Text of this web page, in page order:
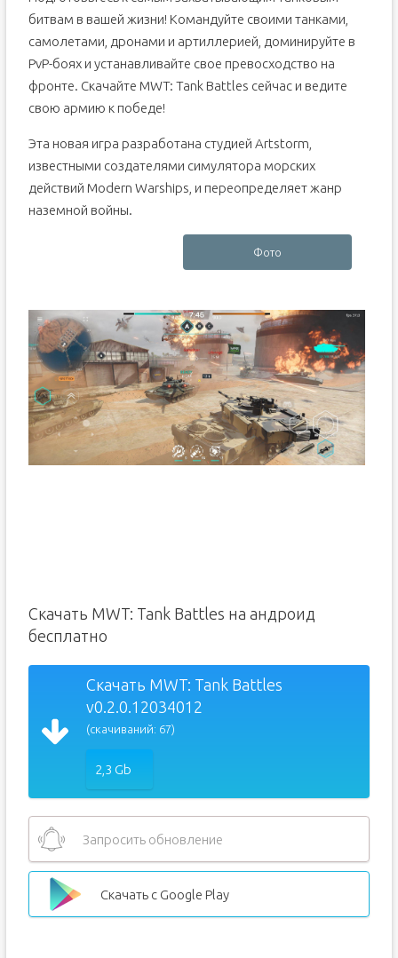
битвам в вашей жизни! Командуйте своими танками,
самолетами, дронами и артиллерией, доминируйте в
PvP-боях и устанавливайте свое превосходство на
фронте. Скачайте MWT: Tank Battles сейчас и ведите
свою армию к победе!
Эта новая игра разработана студией Artstorm,
известными создателями симулятора морских
действий Modern Warships, и переопределяет жанр
наземной войны.
Фото
Скачать MWT: Tank Battles на андроид
бесплатно
Скачать MWT: Tank Battles
v0.2.0.12034012
(скачиваний: 67)
2,3 Gb
Запросить обновление
Скачать с Google Play